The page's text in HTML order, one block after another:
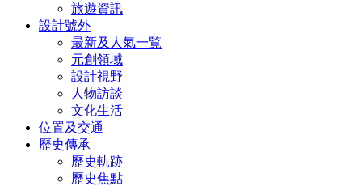
旅遊資訊
設計號外
最新及人氣一覧
元創領域
設計視野
人物訪談
文化生活
位置及交通
歷史傳承
歷史軌跡
歷史焦點